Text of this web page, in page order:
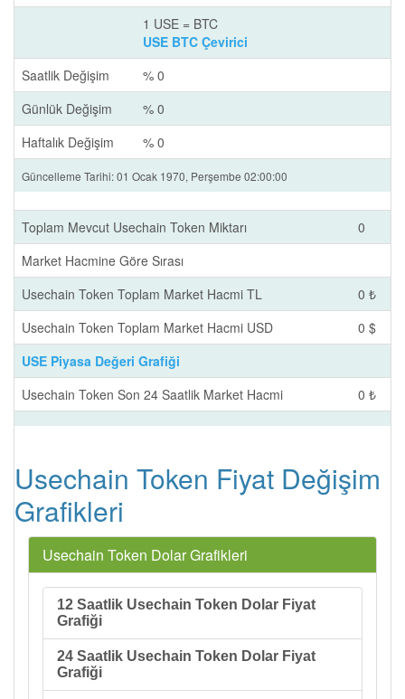
1 USE = BTC
USE BTC Çevirici
Saatlik Değişim
% 0
Günlük Değişim
% 0
Haftalık Değişim
% 0
Güncelleme Tarihi: 01 Ocak 1970, Perşembe 02:00:00
Toplam Mevcut Usechain Token Miktarı
0
Market Hacmine Göre Sırası
Usechain Token Toplam Market Hacmi TL
0 ₺
Usechain Token Toplam Market Hacmi USD
0 $
USE Piyasa Değeri Grafiği
Usechain Token Son 24 Saatlik Market Hacmi
0 ₺
Usechain Token Fiyat Değişim
Grafikleri
Usechain Token Dolar Grafikleri
12 Saatlik Usechain Token Dolar Fiyat
Grafiği
24 Saatlik Usechain Token Dolar Fiyat
Grafiği